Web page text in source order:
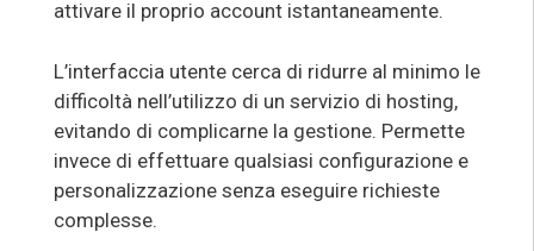
attivare il proprio account istantaneamente.
L’interfaccia utente cerca di ridurre al minimo le
difficoltà nell’utilizzo di un servizio di hosting,
evitando di complicarne la gestione. Permette
invece di effettuare qualsiasi configurazione e
personalizzazione senza eseguire richieste
complesse.